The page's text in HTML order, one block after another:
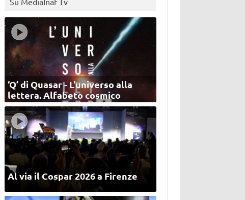
‘Q’ di Quasar - L'universo alla
lettera. Alfabeto cosmico
Al via il Cospar 2026 a Firenze